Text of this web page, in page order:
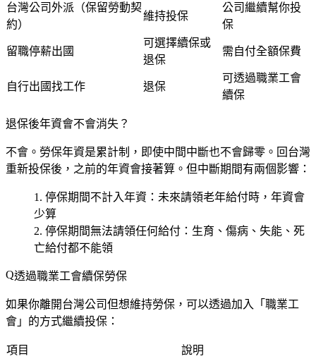
台灣公司外派（保留勞動契
約）
維持投保
公司繼續幫你投
保
留職停薪出國
可選擇續保或
退保
需自付全額保費
自行出國找工作 退保
可透過職業工會
續保
退保後年資會不會消失？
不會。勞保年資是累計制，即使中間中斷也不會歸零。回台灣
重新投保後，之前的年資會接著算。但中斷期間有兩個影響：
停保期間不計入年資 ：未來請領老年給付時，年資會
少算
停保期間無法請領任何給付 ：生育、傷病、失能、死
亡給付都不能領
透過職業工會續保勞保
如果你離開台灣公司但想維持勞保，可以透過加入「職業工
會」的方式繼續投保：
項目
說明